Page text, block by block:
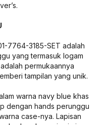
7764-3185-SET adalah
yang termasuk logam
permukaannya
tampilan yang unik.
warna navy blue khas
dengan hands perunggu
case-nya. Lapisan